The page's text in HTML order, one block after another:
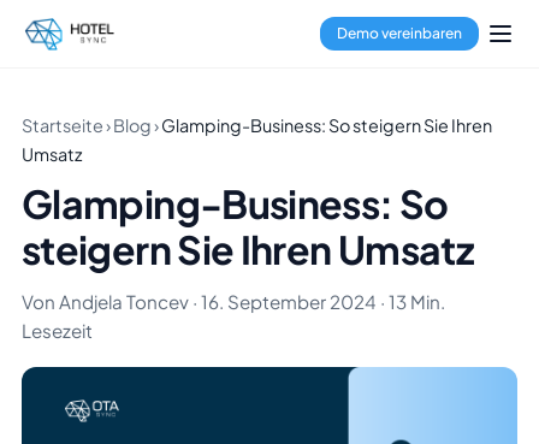
Demo vereinbaren
Startseite›Blog›Glamping-Business: So steigern Sie Ihren
Umsatz
Glamping-Business: So
steigern Sie Ihren Umsatz
Von Andjela Toncev · 16. September 2024 · 13 Min.
Lesezeit